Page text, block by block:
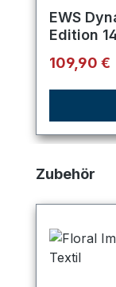
EWS
Edition
109,90 €
Produktgalerie
Zubehör